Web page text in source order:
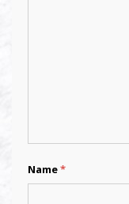
Name*